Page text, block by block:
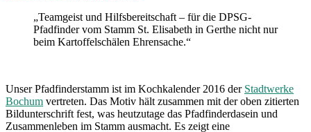
„Teamgeist und Hilfsbereitschaft – für die DPSG-
Pfadfinder vom Stamm St. Elisabeth in Gerthe nicht nur
beim Kartoffelschälen Ehrensache.“
Unser Pfadfinderstamm ist im Kochkalender 2016 der Stadtwerke
Bochum vertreten. Das Motiv hält zusammen mit der oben zitierten
Bildunterschrift fest, was heutzutage das Pfadfinderdasein und
Zusammenleben im Stamm ausmacht. Es zeigt eine